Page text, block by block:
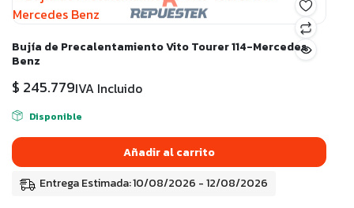
Bujía de Precalentamiento Vito Tourer 114-Mercedes
Benz
$ 245.779IVA Incluido
Disponible
Añadir al carrito
Entrega Estimada: 10/08/2026 - 12/08/2026